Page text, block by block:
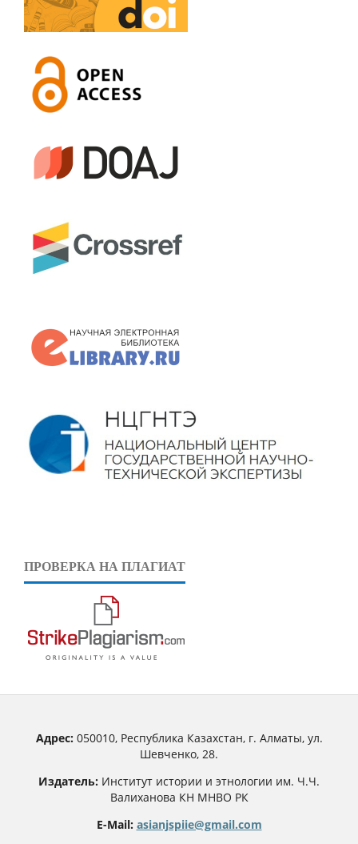
ПРОВЕРКА НА ПЛАГИАТ
Адрес:050010, Республика Казахстан, г. Алматы, ул.
Шевченко, 28.
Издатель: Институт истории и этнологии им. Ч.Ч.
Валиханова КН МНВО РК
E-Mail: asianjspiie@gmail.com